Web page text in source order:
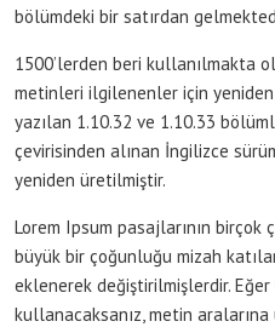
bölümdeki bir satırdan
1500’lerden beri kullanılmakta
metinleri ilgilenenler için
yazılan 1.10.32 ve 1.10.33
çevirisinden alınan İngilizce
yeniden üretilmiştir.
Lorem Ipsum pasajlarının birçok
büyük bir çoğunluğu mizah
eklenerek değiştirilmişlerdir. Eğer
kullanacaksanız, metin aralarına